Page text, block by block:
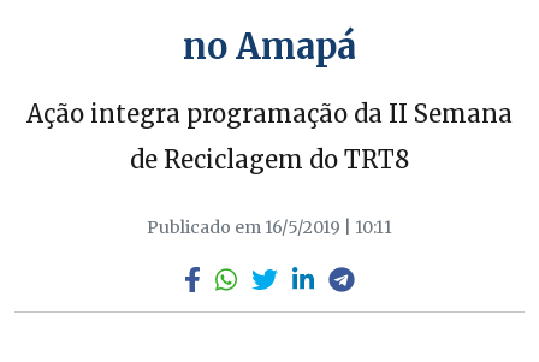
no Amapá
Ação integra programação da II Semana
de Reciclagem do TRT8
Publicado em 16/5/2019 | 10:11